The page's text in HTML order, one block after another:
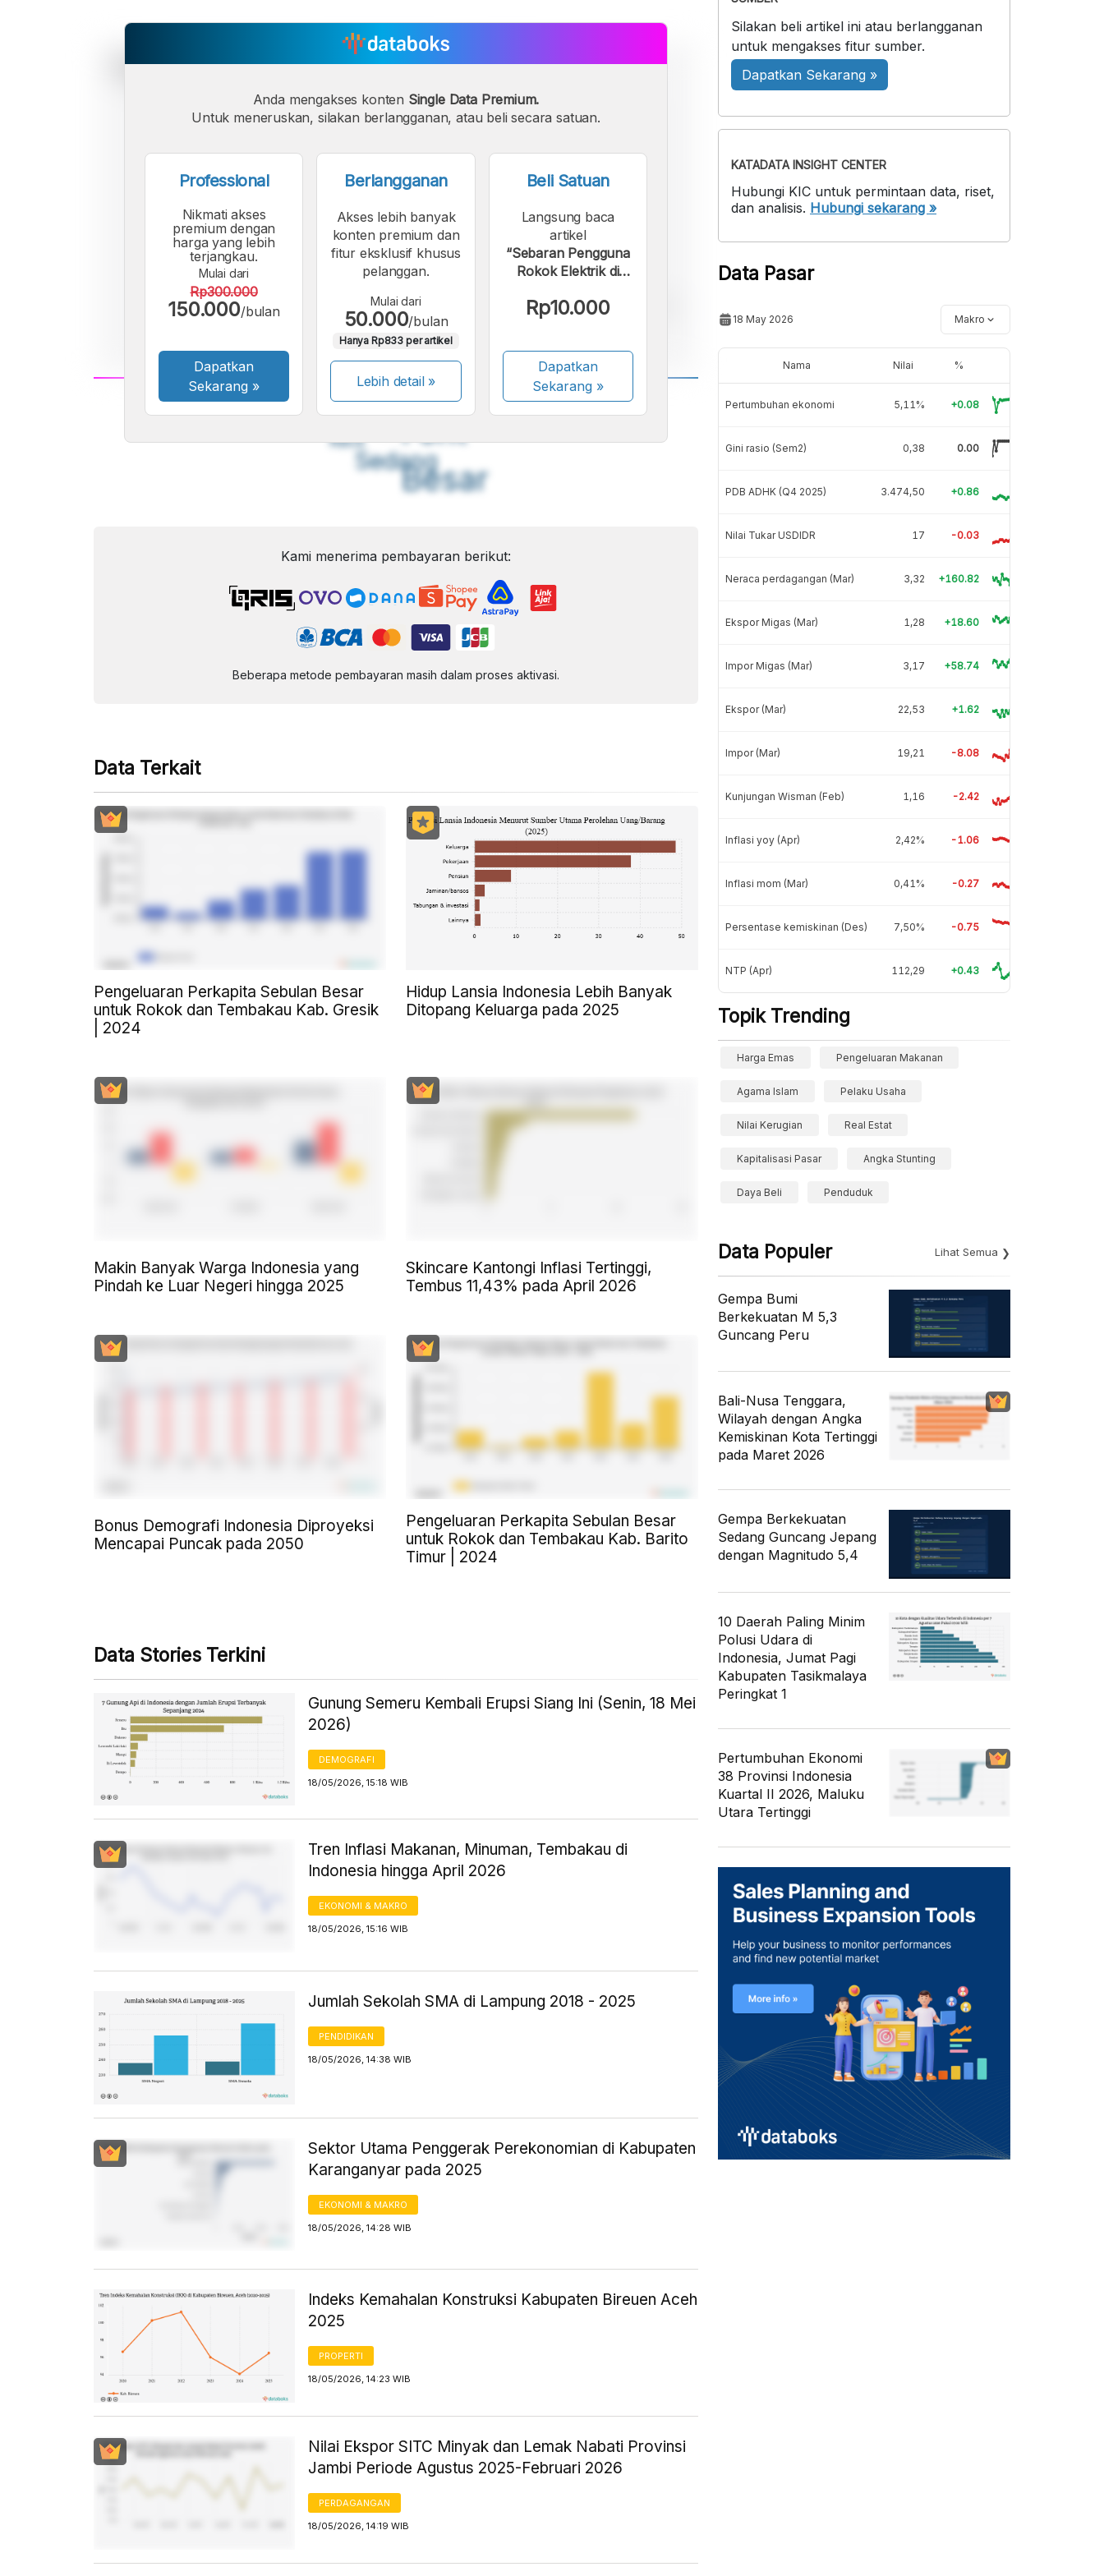
A
Font
Kecil
A
Sedang
A
Besar
Anda mengakses konten Single Data Premium.
Untuk meneruskan, silakan berlangganan, atau beli secara satuan.
Professional
Nikmati akses
premium dengan
harga yang lebih
terjangkau.
Mulai dari
Rp300.000
150.000/bulan
Dapatkan
Sekarang »
Berlangganan
Akses lebih banyak
konten premium dan
fitur eksklusif khusus
pelanggan.
Mulai dari
50.000/bulan
Hanya Rp833 per artikel
Lebih detail »
Beli Satuan
Langsung baca
artikel
“Sebaran Pengguna
Rokok Elektrik di
per Maret 2025 ”.
Rp10.000
Dapatkan
Sekarang»
Kami menerima pembayaran berikut:
Beberapa metode pembayaran masih dalam proses aktivasi.
Data Terkait
Pengeluaran Perkapita Sebulan Besar
untuk Rokok dan Tembakau Kab. Gresik
| 2024
Hidup Lansia Indonesia Lebih Banyak
Ditopang Keluarga pada 2025
Makin Banyak Warga Indonesia yang
Pindah ke Luar Negeri hingga 2025
Skincare Kantongi Inflasi Tertinggi,
Tembus 11,43% pada April 2026
Bonus Demografi Indonesia Diproyeksi
Mencapai Puncak pada 2050
Pengeluaran Perkapita Sebulan Besar
untuk Rokok dan Tembakau Kab. Barito
Timur | 2024
Data Stories Terkini
Gunung Semeru Kembali Erupsi Siang Ini (Senin, 18 Mei
2026)
DEMOGRAFI
18/05/2026, 15:18 WIB
Tren Inflasi Makanan, Minuman, Tembakau di
Indonesia hingga April 2026
EKONOMI & MAKRO
18/05/2026, 15:16 WIB
Jumlah Sekolah SMA di Lampung 2018 - 2025
PENDIDIKAN
18/05/2026, 14:38 WIB
Sektor Utama Penggerak Perekonomian di Kabupaten
Karanganyar pada 2025
EKONOMI & MAKRO
18/05/2026, 14:28 WIB
Indeks Kemahalan Konstruksi Kabupaten Bireuen Aceh
2025
PROPERTI
18/05/2026, 14:23 WIB
Nilai Ekspor SITC Minyak dan Lemak Nabati Provinsi
Jambi Periode Agustus 2025-Februari 2026
PERDAGANGAN
18/05/2026, 14:19 WIB
Silakan beli artikel ini atau berlangganan
untuk mengakses fitur sumber.
Dapatkan Sekarang »
KATADATA INSIGHT CENTER
Hubungi KIC untuk permintaan data, riset,
dan analisis. Hubungi sekarang »
Data Pasar
18 May 2026 Makro
Nama Nilai %
Pertumbuhan ekonomi 5,11% +0.08
Gini rasio (Sem2) 0,38 0.00
PDB ADHK (Q4 2025) 3.474,50 +0.86
Nilai Tukar USDIDR 17 -0.03
Neraca perdagangan (Mar) 3,32 +160.82
Ekspor Migas (Mar) 1,28 +18.60
Impor Migas (Mar) 3,17 +58.74
Ekspor (Mar) 22,53 +1.62
Impor (Mar) 19,21 -8.08
Kunjungan Wisman (Feb) 1,16 -2.42
Inflasi yoy (Apr) 2,42% -1.06
Inflasi mom (Mar) 0,41% -0.27
Persentase kemiskinan (Des) 7,50% -0.75
NTP (Apr) 112,29 +0.43
Topik Trending
Harga Emas Pengeluaran Makanan
Agama Islam Pelaku Usaha
Nilai Kerugian Real Estat
Kapitalisasi Pasar Angka Stunting
Daya Beli Penduduk
Data Populer Lihat Semua
Gempa Bumi
Berkekuatan M 5,3
Guncang Peru
Bali-Nusa Tenggara,
Wilayah dengan Angka
Kemiskinan Kota Tertinggi
pada Maret 2026
Gempa Berkekuatan
Sedang Guncang Jepang
dengan Magnitudo 5,4
10 Daerah Paling Minim
Polusi Udara di
Indonesia, Jumat Pagi
Kabupaten Tasikmalaya
Peringkat 1
Pertumbuhan Ekonomi
38 Provinsi Indonesia
Kuartal II 2026, Maluku
Utara Tertinggi